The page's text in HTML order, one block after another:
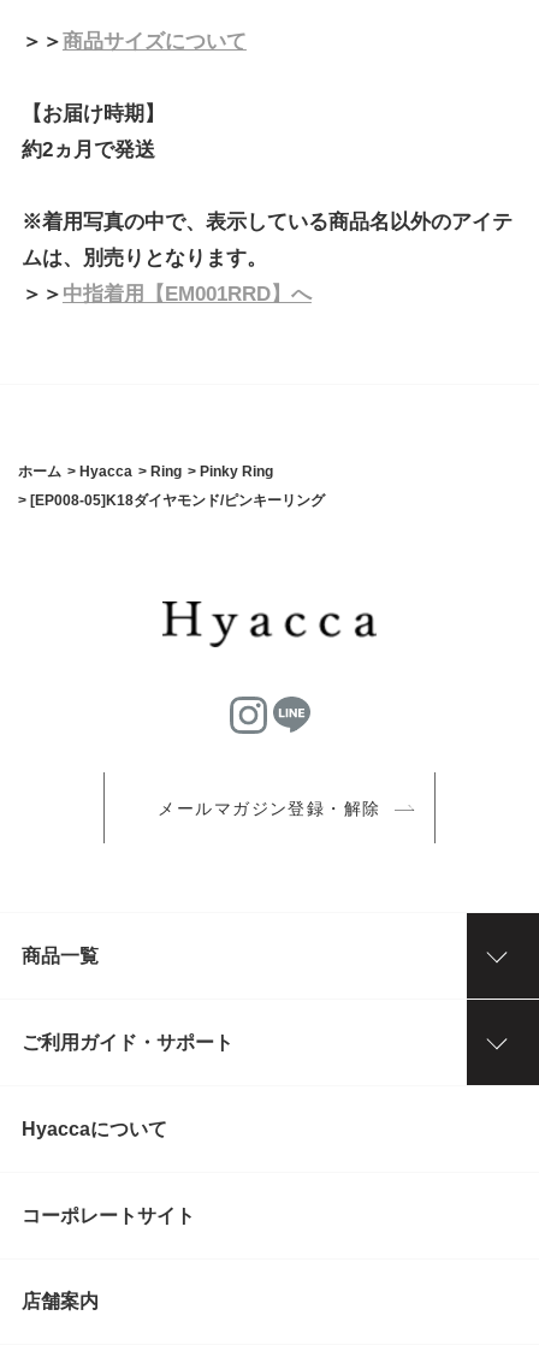
＞＞商品サイズについて
【お届け時期】
約2ヵ月で発送
※着用写真の中で、表示している商品名以外のアイテ
ムは、別売りとなります。
＞＞ 中指着用【EM001RRD】へ
ホーム > Hyacca > Ring > Pinky Ring
> [EP008-05]K18ダイヤモンド/ピンキーリング
メールマガジン登録・解除
商品一覧
ご利用ガイド・サポート
Hyaccaについて
コーポレートサイト
店舗案内